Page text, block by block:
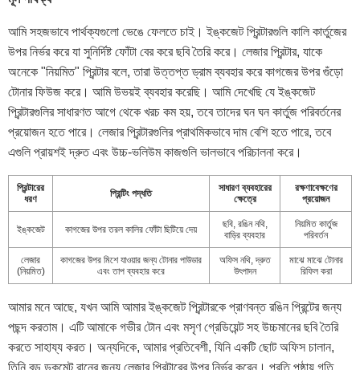
আমি সহজভাবে পার্থক্যগুলো ভেঙে ফেলতে চাই। ইঙ্কজেট প্রিন্টারগুলি কালি কার্তুজের
উপর নির্ভর করে যা সুনির্দিষ্ট ফোঁটা বের করে ছবি তৈরি করে। লেজার প্রিন্টার, যাকে
অনেকে "নিয়মিত" প্রিন্টার বলে, তারা উত্তপ্ত ড্রাম ব্যবহার করে কাগজের উপর গুঁড়ো
টোনার ফিউজ করে। আমি উভয়ই ব্যবহার করেছি। আমি দেখেছি যে ইঙ্কজেট
প্রিন্টারগুলির সাধারণত আগে থেকে খরচ কম হয়, তবে তাদের ঘন ঘন কার্তুজ পরিবর্তনের
প্রয়োজন হতে পারে। লেজার প্রিন্টারগুলির প্রাথমিকভাবে দাম বেশি হতে পারে, তবে
এগুলি প্রায়শই দ্রুত এবং উচ্চ-ভলিউম কাজগুলি ভালভাবে পরিচালনা করে।
প্রিন্টারের
ধরণ
প্রিন্টিং পদ্ধতি
সাধারণ ব্যবহারের
ক্ষেত্রে
রক্ষণাবেক্ষণের
প্রয়োজন
ইঙ্কজেট কাগজের উপর তরল কালির ফোঁটা ছিটিয়ে দেয়
ছবি, রঙিন নথি,
বাড়ির ব্যবহার
নিয়মিত কার্তুজ
পরিবর্তন
লেজার
(নিয়মিত)
কাগজের উপর মিশে যাওয়ার জন্য টোনার পাউডার
এবং তাপ ব্যবহার করে
অফিস নথি, দ্রুত
উৎপাদন
মাঝে মাঝে টোনার
রিফিল করা
আমার মনে আছে, যখন আমি আমার ইঙ্কজেট প্রিন্টারকে প্রাণবন্ত রঙিন প্রিন্টের জন্য
পছন্দ করতাম। এটি আমাকে গভীর টোন এবং মসৃণ গ্রেডিয়েন্ট সহ উচ্চমানের ছবি তৈরি
করতে সাহায্য করত। অন্যদিকে, আমার প্রতিবেশী, যিনি একটি ছোট অফিস চালান,